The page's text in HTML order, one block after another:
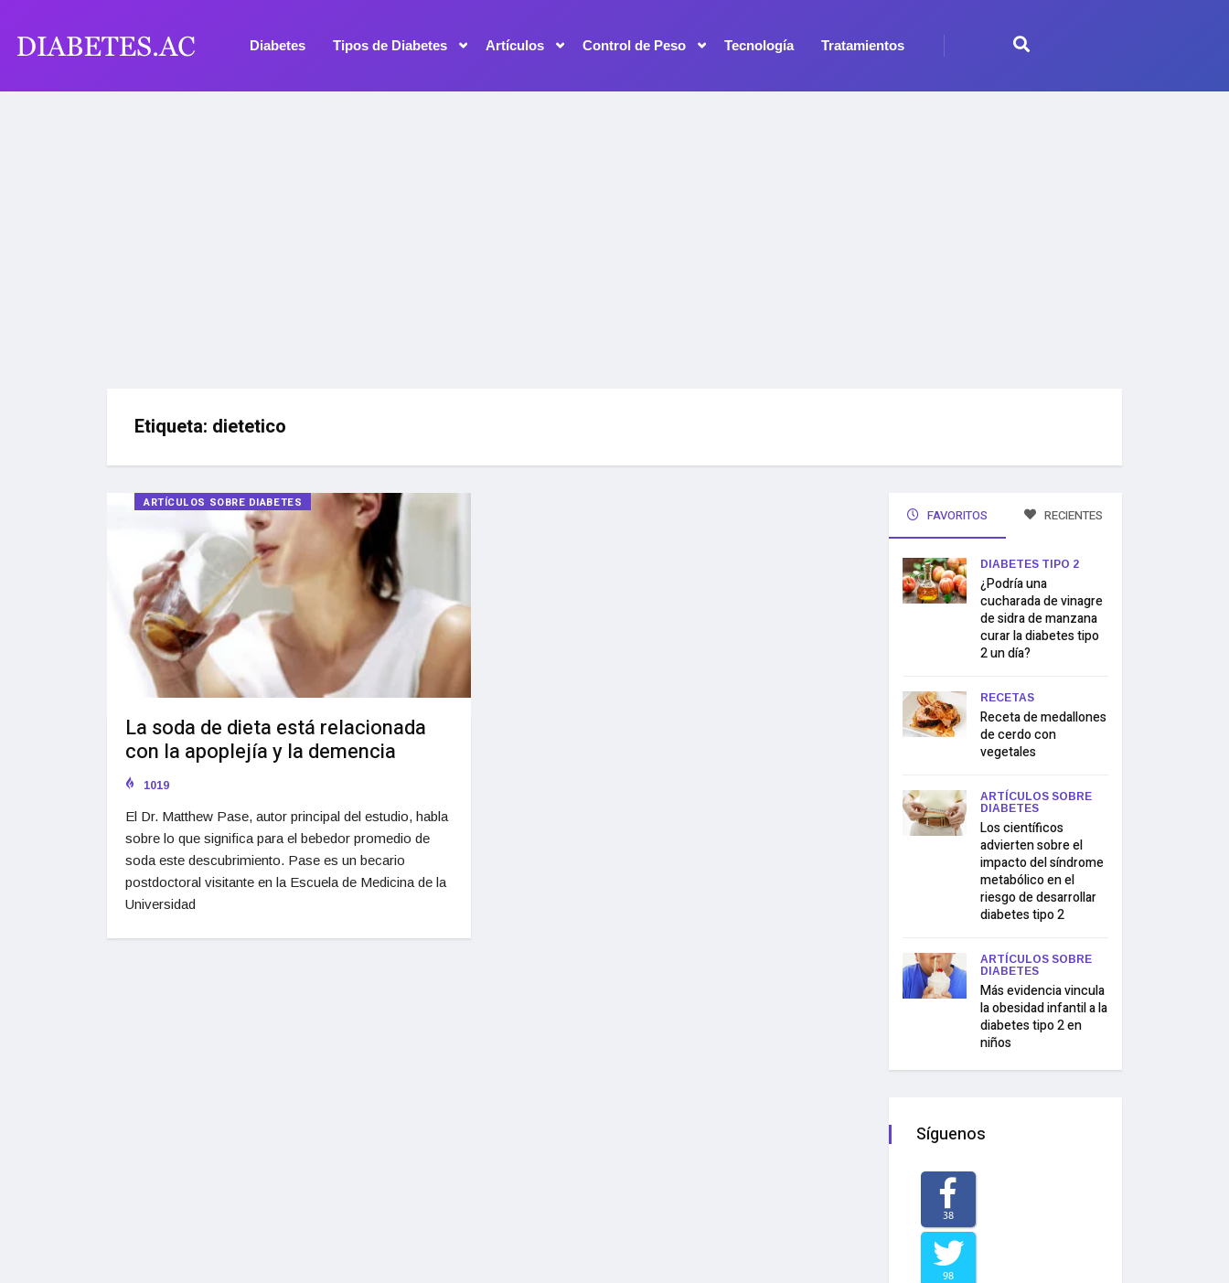
Diabetes Tipos de Diabetes Artículos Control de Peso Tecnología Tratamientos
Etiqueta: dietetico
ARTÍCULOS SOBRE DIABETES
La soda de dieta está relacionada
con la apoplejía y la demencia
1019
El Dr. Matthew Pase, autor principal del estudio, habla
sobre lo que significa para el bebedor promedio de
soda este descubrimiento. Pase es un becario
postdoctoral visitante en la Escuela de Medicina de la
Universidad
FAVORITOS RECIENTES
DIABETES TIPO 2
¿Podría una
cucharada de vinagre
de sidra de manzana
curar la diabetes tipo
2 un día?
RECETAS
Receta de medallones
de cerdo con
vegetales
ARTÍCULOS SOBRE
DIABETES
Los científicos
advierten sobre el
impacto del síndrome
metabólico en el
riesgo de desarrollar
diabetes tipo 2
ARTÍCULOS SOBRE
DIABETES
Más evidencia vincula
la obesidad infantil a la
diabetes tipo 2 en
niños
Síguenos
38
98